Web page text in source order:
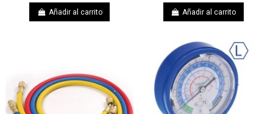
Añadir al carrito Añadir al carrito